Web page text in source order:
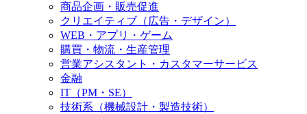
商品企画・販売促進
クリエイティブ（広告・デザイン）
WEB・アプリ・ゲーム
購買・物流・生産管理
営業アシスタント・カスタマーサービス
金融
IT（PM・SE）
技術系（機械設計・製造技術）